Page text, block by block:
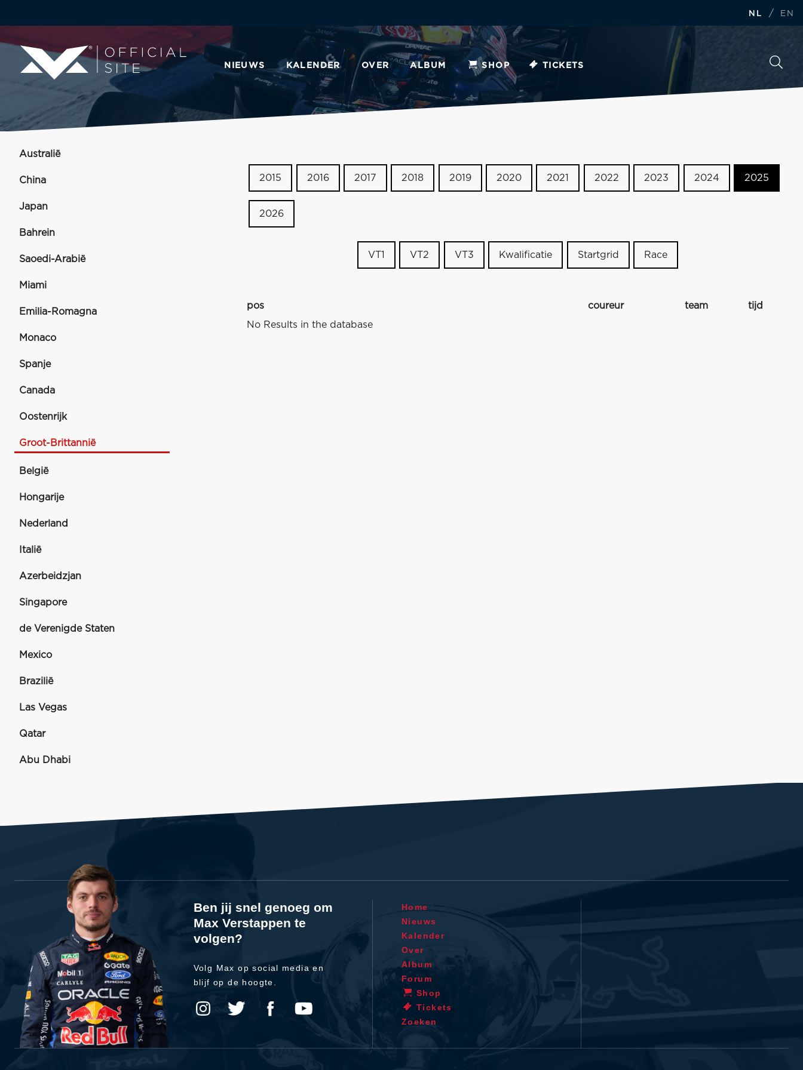
NL / EN
NIEUWS KALENDER OVER ALBUM SHOP TICKETS
Australië
China
Japan
Bahrein
Saoedi-Arabië
Miami
Emilia-Romagna
Monaco
Spanje
Canada
Oostenrijk
Groot-Brittannië
België
Hongarije
Nederland
Italië
Azerbeidzjan
Singapore
de Verenigde Staten
Mexico
Brazilië
Las Vegas
Qatar
Abu Dhabi
2015 2016 2017 2018 2019 2020 2021 2022 2023 2024 2025
2026
VT1 VT2 VT3 Kwalificatie Startgrid Race
pos coureur team
tijd
No Results in the database
Ben jij snel genoeg om
Max Verstappen te
volgen?
Volg Max op social media en
blijf op de hoogte.
Home
Nieuws
Kalender
Over
Album
Forum
Shop
Tickets
Zoeken